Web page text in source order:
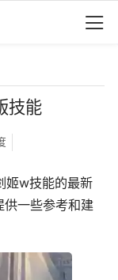
技能
姬w技能的最新
供一些参考和建